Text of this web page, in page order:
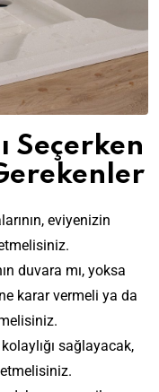
Seçerken
eviyenizin
duvara mı, yoksa
karar vermeli ya da
sağlayacak,